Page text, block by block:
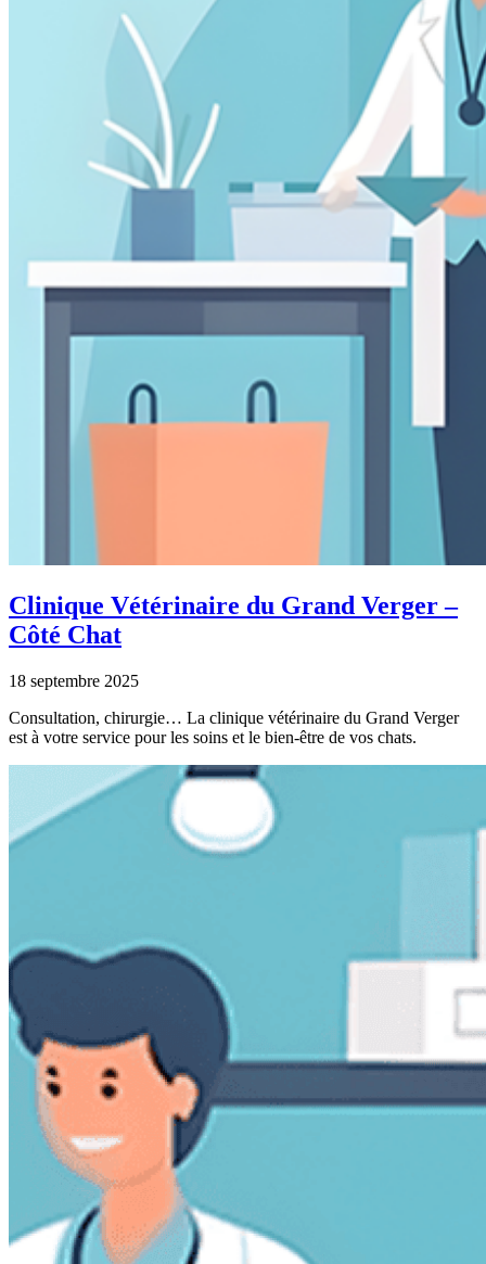
Clinique Vétérinaire du Grand Verger –
Côté Chat
18 septembre 2025
Consultation, chirurgie… La clinique vétérinaire du Grand Verger
est à votre service pour les soins et le bien-être de vos chats.